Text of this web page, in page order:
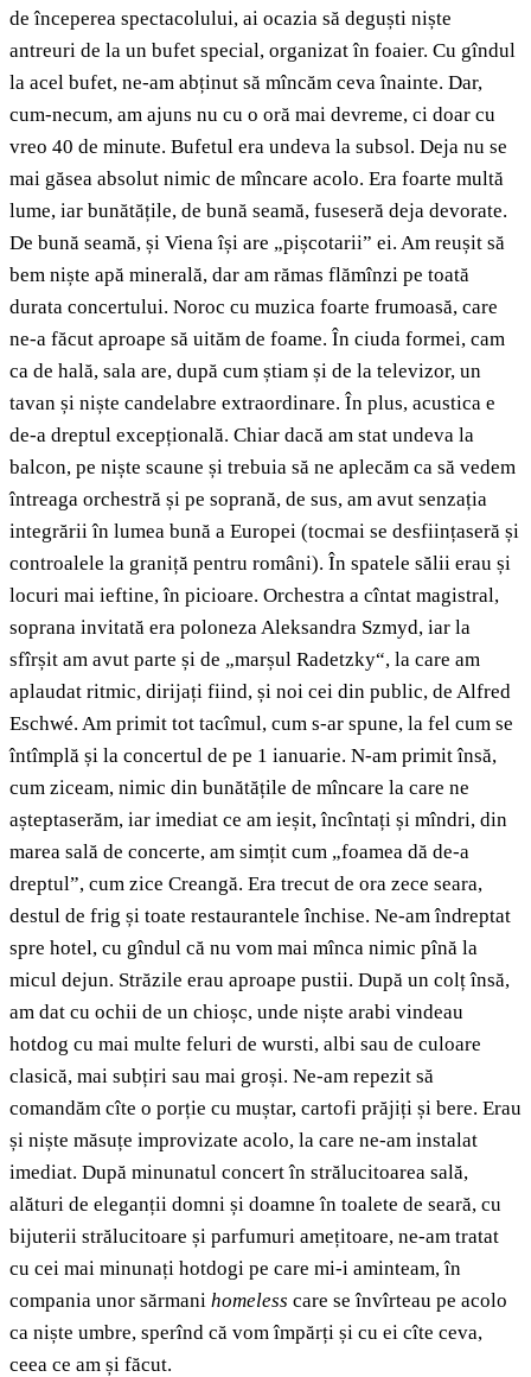
de începerea spectacolului, ai ocazia să deguști niște
antreuri de la un bufet special, organizat în foaier. Cu gîndul
la acel bufet, ne-am abținut să mîncăm ceva înainte. Dar,
cum-necum, am ajuns nu cu o oră mai devreme, ci doar cu
vreo 40 de minute. Bufetul era undeva la subsol. Deja nu se
mai găsea absolut nimic de mîncare acolo. Era foarte multă
lume, iar bunătățile, de bună seamă, fuseseră deja devorate.
De bună seamă, și Viena își are „pișcotarii” ei. Am reușit să
bem niște apă minerală, dar am rămas flămînzi pe toată
durata concertului. Noroc cu muzica foarte frumoasă, care
ne-a făcut aproape să uităm de foame. În ciuda formei, cam
ca de hală, sala are, după cum știam și de la televizor, un
tavan și niște candelabre extraordinare. În plus, acustica e
de-a dreptul excepțională. Chiar dacă am stat undeva la
balcon, pe niște scaune și trebuia să ne aplecăm ca să vedem
întreaga orchestră și pe soprană, de sus, am avut senzația
integrării în lumea bună a Europei (tocmai se desființaseră și
controalele la graniță pentru români). În spatele sălii erau și
locuri mai ieftine, în picioare. Orchestra a cîntat magistral,
soprana invitată era poloneza Aleksandra Szmyd, iar la
sfîrșit am avut parte și de „marșul Radetzky“, la care am
aplaudat ritmic, dirijați fiind, și noi cei din public, de Alfred
Eschwé. Am primit tot tacîmul, cum s-ar spune, la fel cum se
întîmplă și la concertul de pe 1 ianuarie. N-am primit însă,
cum ziceam, nimic din bunătățile de mîncare la care ne
așteptaserăm, iar imediat ce am ieșit, încîntați și mîndri, din
marea sală de concerte, am simțit cum „foamea dă de-a
dreptul”, cum zice Creangă. Era trecut de ora zece seara,
destul de frig și toate restaurantele închise. Ne-am îndreptat
spre hotel, cu gîndul că nu vom mai mînca nimic pînă la
micul dejun. Străzile erau aproape pustii. După un colț însă,
am dat cu ochii de un chioșc, unde niște arabi vindeau
hotdog cu mai multe feluri de wursti, albi sau de culoare
clasică, mai subțiri sau mai groși. Ne-am repezit să
comandăm cîte o porție cu muștar, cartofi prăjiți și bere. Erau
și niște măsuțe improvizate acolo, la care ne-am instalat
imediat. După minunatul concert în strălucitoarea sală,
alături de eleganții domni și doamne în toalete de seară, cu
bijuterii strălucitoare și parfumuri amețitoare, ne-am tratat
cu cei mai minunați hotdogi pe care mi-i aminteam, în
compania unor sărmani homeless care se învîrteau pe acolo
ca niște umbre, sperînd că vom împărți și cu ei cîte ceva,
ceea ce am și făcut.